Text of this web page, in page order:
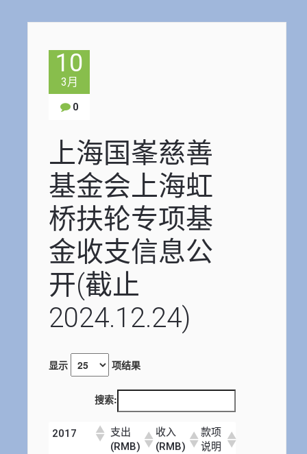
10
3月
0
上海国峯慈善
基金会上海虹
桥扶轮专项基
金收支信息公
开(截止
2024.12.24)
显示 项结果
搜索:
2017
支出
(RMB)
收入
(RMB)
款项
说明